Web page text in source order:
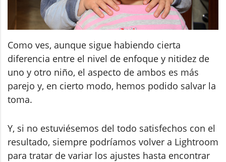
Como ves, aunque sigue habiendo cierta
diferencia entre el nivel de enfoque y nitidez de
uno y otro niño, el aspecto de ambos es más
parejo y, en cierto modo, hemos podido salvar la
toma.
Y, si no estuviésemos del todo satisfechos con el
resultado, siempre podríamos volver a Lightroom
para tratar de variar los ajustes hasta encontrar